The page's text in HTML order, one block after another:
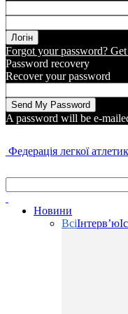
Forgot your password?
Password recovery
Recover your password
A password will be e-
Федерація легкої
Новини
ВсіІнтерв’ю